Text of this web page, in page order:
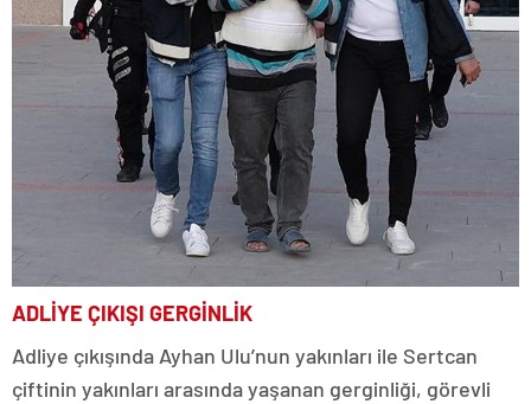
ADLİYE ÇIKIŞI GERGİNLİK
Adliye çıkışında Ayhan Ulu’nun yakınları ile Sertcan
çiftinin yakınları arasında yaşanan gerginliği, görevli